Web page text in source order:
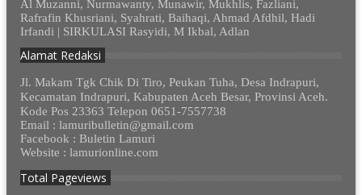
Al Muzanni, Nurmawanty, Munawir, Mukhlis, Fazliani,
Rafrafin Khusriani, Syahrati, Baihaqi, Ahmad Afdhil, Hadi
Irfandi | SIRKULASI Rasyidi, M Ikbal, Adlan
Alamat Redaksi
Jl. Makam Tgk Chik Di Tiro, Peukan Tuha, Desa Indrapuri,
Kecamatan Indrapuri, Kabupaten Aceh Besar, Provinsi Aceh.
Kode Pos 23363 Telepon 0651-7557738
Email : lamuribulletin@gmail.com
Facebook : Buletin Lamuri
Website : lamurionline.com
Total Pageviews